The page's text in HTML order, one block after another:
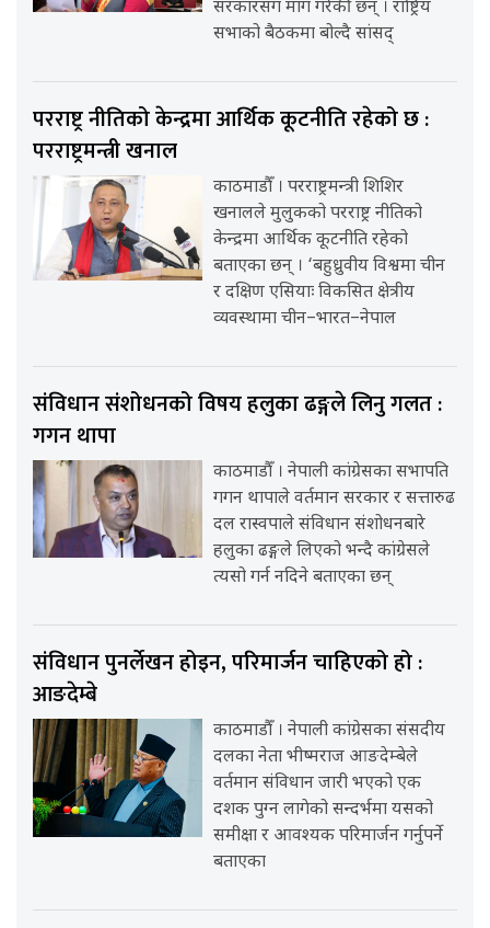
सरकारसँग माग गरेकी छन् । राष्ट्रिय
सभाको बैठकमा बोल्दै सांसद्
परराष्ट्र नीतिको केन्द्रमा आर्थिक कूटनीति रहेको छ :
परराष्ट्रमन्त्री खनाल
काठमाडौँ । परराष्ट्रमन्त्री शिशिर
खनालले मुलुकको परराष्ट्र नीतिको
केन्द्रमा आर्थिक कूटनीति रहेको
बताएका छन् । ‘बहुध्रुवीय विश्वमा चीन
र दक्षिण एसियाः विकसित क्षेत्रीय
व्यवस्थामा चीन–भारत–नेपाल
संविधान संशोधनको विषय हलुका ढङ्गले लिनु गलत :
गगन थापा
काठमाडौँ । नेपाली कांग्रेसका सभापति
गगन थापाले वर्तमान सरकार र सत्तारुढ
दल रास्वपाले संविधान संशोधनबारे
हलुका ढङ्गले लिएको भन्दै कांग्रेसले
त्यसो गर्न नदिने बताएका छन्
संविधान पुनर्लेखन होइन, परिमार्जन चाहिएको हो :
आङदेम्बे
काठमाडौँ । नेपाली कांग्रेसका संसदीय
दलका नेता भीष्मराज आङदेम्बेले
वर्तमान संविधान जारी भएको एक
दशक पुग्न लागेको सन्दर्भमा यसको
समीक्षा र आवश्यक परिमार्जन गर्नुपर्ने
बताएका